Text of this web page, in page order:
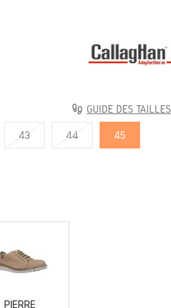
GUIDE DES TAILLES
43 44 45
PIERRE